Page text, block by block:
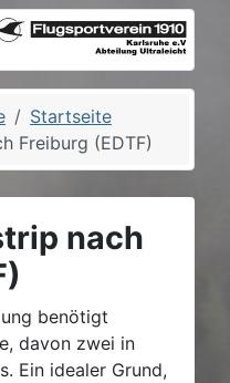
Startseite
Freiburg (EDTF)
nach
benötigt
davon zwei in
Ein idealer Grund,